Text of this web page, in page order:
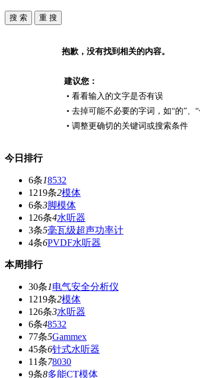
抱歉，没有找到相关的内容。
建议您：
• 看看输入的文字是否有误
• 去掉可能不必要的字词，如“的”、
• 调整更确切的关键词或搜索条件
今日排行
6条18532
1219条2模体
6条3脚模体
126条4水听器
3条5毫瓦级超声功率计
4条6PVDF水听器
本周排行
30条1电气安全分析仪
1219条2模体
126条3水听器
6条48532
77条5Gammex
45条6针式水听器
11条78030
9条8多能CT模体